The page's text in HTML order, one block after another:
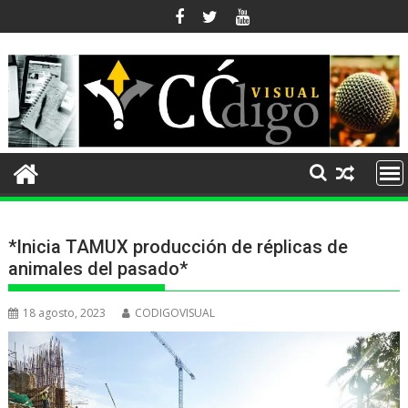
al
contenido
*Inicia TAMUX producción de réplicas de
animales del pasado*
18 agosto, 2023 CODIGOVISUAL